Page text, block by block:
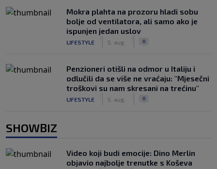
Mokra plahta na prozoru hladi sobu
bolje od ventilatora, ali samo ako je
ispunjen jedan uslov
LIFESTYLE 5. aug. 0
Penzioneri otišli na odmor u Italiju i
odlučili da se više ne vraćaju: "Mjesečni
troškovi su nam skresani na trećinu"
LIFESTYLE 5. aug. 0
SHOWBIZ
Video koji budi emocije: Dino Merlin
objavio najbolje trenutke s Koševa